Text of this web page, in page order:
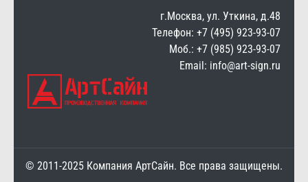
г.Москва, ул. Уткина, д.48
Телефон: +7 (495) 923-93-07
Моб.: +7 (985) 923-93-07
Email: info@art-sign.ru
© 2011-2025 Компания АртСайн. Все права защищены.